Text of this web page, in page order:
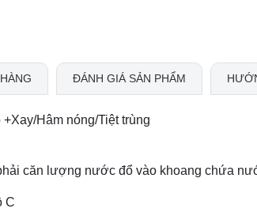
ĐÁNH GIÁ SẢN PHẨM
Hâm nóng/Tiệt trùng
căn lượng nước đổ vào khoang chứa
C